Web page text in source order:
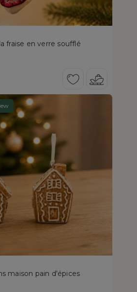
fraise en verre soufflé
maison pain d'épices